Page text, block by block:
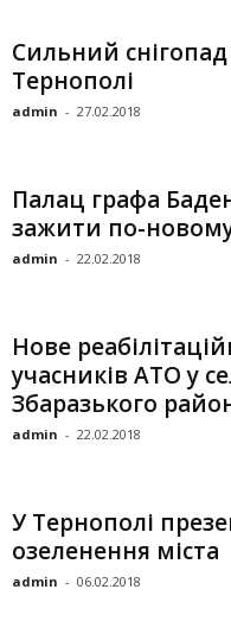
Сильний снігопад
Тернополі
admin - 27.02.2018
Палац графа
зажити по-
admin - 22.02.2018
Нове
учасників АТО у
Збаразького
admin - 22.02.2018
У Тернополі
озеленення міста
admin - 06.02.2018